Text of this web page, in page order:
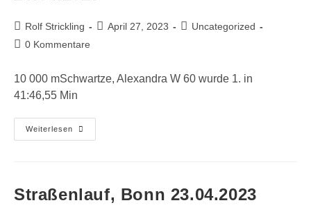
Beitrags-
Autor:
Rolf Strickling
Beitrag
April 27, 2023
Beitrags-
Uncategorized
Beitrags-
0 Kommentare
10 000 mSchwartze, Alexandra W 60 wurde 1. in
41:46,55 Min
Weiterlesen
Bahnveranstaltung,
Duisburg
Straßenlauf, Bonn 23.04.2023